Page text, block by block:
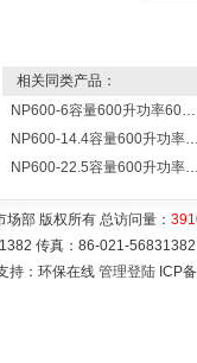
相关同类产品：
NP600-6容量600升功率6000瓦新宁电热水器 热水锅炉
NP600-14.4容量600升功率14400瓦蓄
NP600-22.5容量600升功率22500瓦储
场部 版权所有 总访问量：
传真：86-021-
持：环保在线 管理登陆 ICP